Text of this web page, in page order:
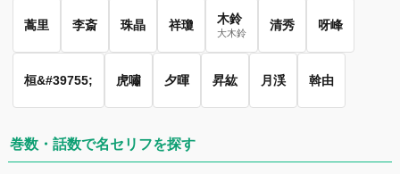
蒿里 李斎 珠晶 祥瓊 木鈴
大木鈴
清秀 呀峰
桓&#39755; 虎嘯 夕暉 昇紘 月渓 斡由
巻数・話数で名セリフを探す